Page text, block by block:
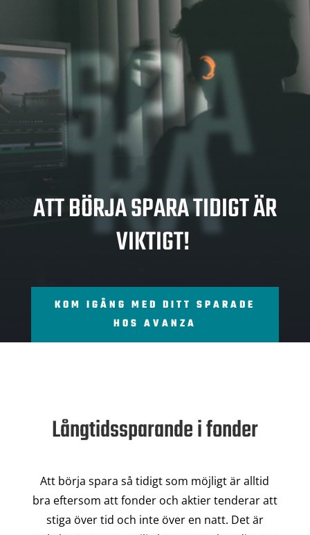
SPA
RA
ATT BÖRJA SPARA TIDIGT ÄR
VIKTIGT!
KOM IGÅNG MED DITT SPARADE
HOS AVANZA
Långtidssparande i fonder
Att börja spara så tidigt som möjligt är alltid
bra eftersom att fonder och aktier tenderar att
stiga över tid och inte över en natt. Det är